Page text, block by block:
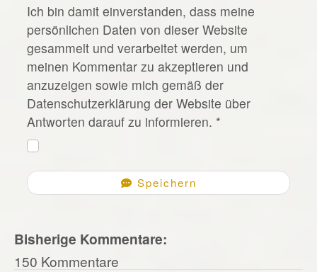
*
Ich bin damit einverstanden, dass meine
persönlichen Daten von dieser Website
gesammelt und verarbeitet werden, um
meinen Kommentar zu akzeptieren und
anzuzeigen sowie mich gemäß der
Datenschutzerklärung der Website über
Antworten darauf zu informieren. *
Speichern
Bisherige Kommentare:
150 Kommentare